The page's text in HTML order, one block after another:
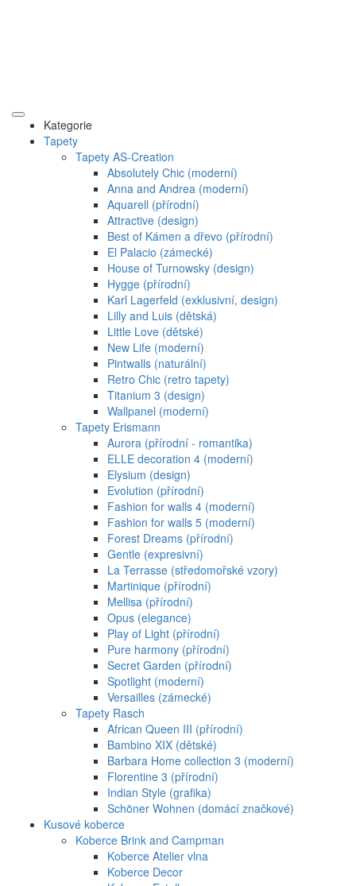
Kategorie
Tapety
Tapety AS-Creation
Absolutely Chic (moderní)
Anna and Andrea (moderní)
Aquarell (přírodní)
Attractive (design)
Best of Kámen a dřevo (přírodní)
El Palacio (zámecké)
House of Turnowsky (design)
Hygge (přírodní)
Karl Lagerfeld (exklusivní, design)
Lilly and Luis (dětská)
Little Love (dětské)
New Life (moderní)
Pintwalls (naturální)
Retro Chic (retro tapety)
Titanium 3 (design)
Wallpanel (moderní)
Tapety Erismann
Aurora (přírodní - romantika)
ELLE decoration 4 (moderní)
Elysium (design)
Evolution (přírodní)
Fashion for walls 4 (moderní)
Fashion for walls 5 (moderní)
Forest Dreams (přírodní)
Gentle (expresivní)
La Terrasse (středomořské vzory)
Martinique (přírodní)
Mellisa (přírodní)
Opus (elegance)
Play of Light (přírodní)
Pure harmony (přírodní)
Secret Garden (přírodní)
Spotlight (moderní)
Versailles (zámecké)
Tapety Rasch
African Queen III (přírodní)
Bambino XIX (dětské)
Barbara Home collection 3 (moderní)
Florentine 3 (přírodní)
Indian Style (grafika)
Schöner Wohnen (domácí značkové)
Kusové koberce
Koberce Brink and Campman
Koberce Atelier vlna
Koberce Decor